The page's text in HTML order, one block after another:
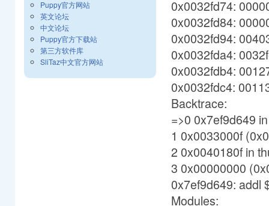
0x0032fd74:
0x0032fd84:
0x0032fd94:
0x0032fda4:
0x0032fdb4:
0x0032fdc4:
Backtrace:
=>0 0x7ef9d649
1 0x0033000f
2 0x0040180f in
3 0x00000000
0x7ef9d649: addl
Modules:
Puppy官方网站
英文论坛
中文论坛
Puppy官方下载站
第三方软件库
SliTaz中文官方网站